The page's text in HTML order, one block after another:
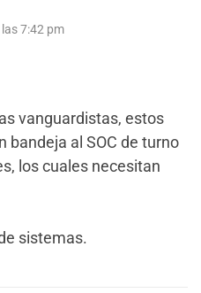
7:42 pm
vanguardistas, estos
bandeja al SOC de turno
los cuales necesitan
sistemas.